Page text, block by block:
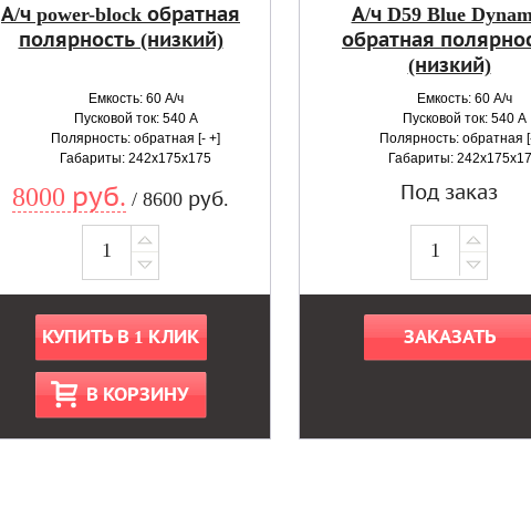
А/ч power-block обратная
полярность (низкий)
Емкость: 60 А/ч
Пусковой ток: 540 А
Полярность: обратная [- +]
Габариты: 242x175x175
8000 руб. / 8600 руб.
КУПИТЬ В 1 КЛИК
В КОРЗИНУ
А/ч D59 Blue
обратная
(низкий)
Емкость: 60 А/ч
Пусковой ток: 540 А
Полярность: обратная
Габариты:
Под заказ
ЗАКАЗАТЬ